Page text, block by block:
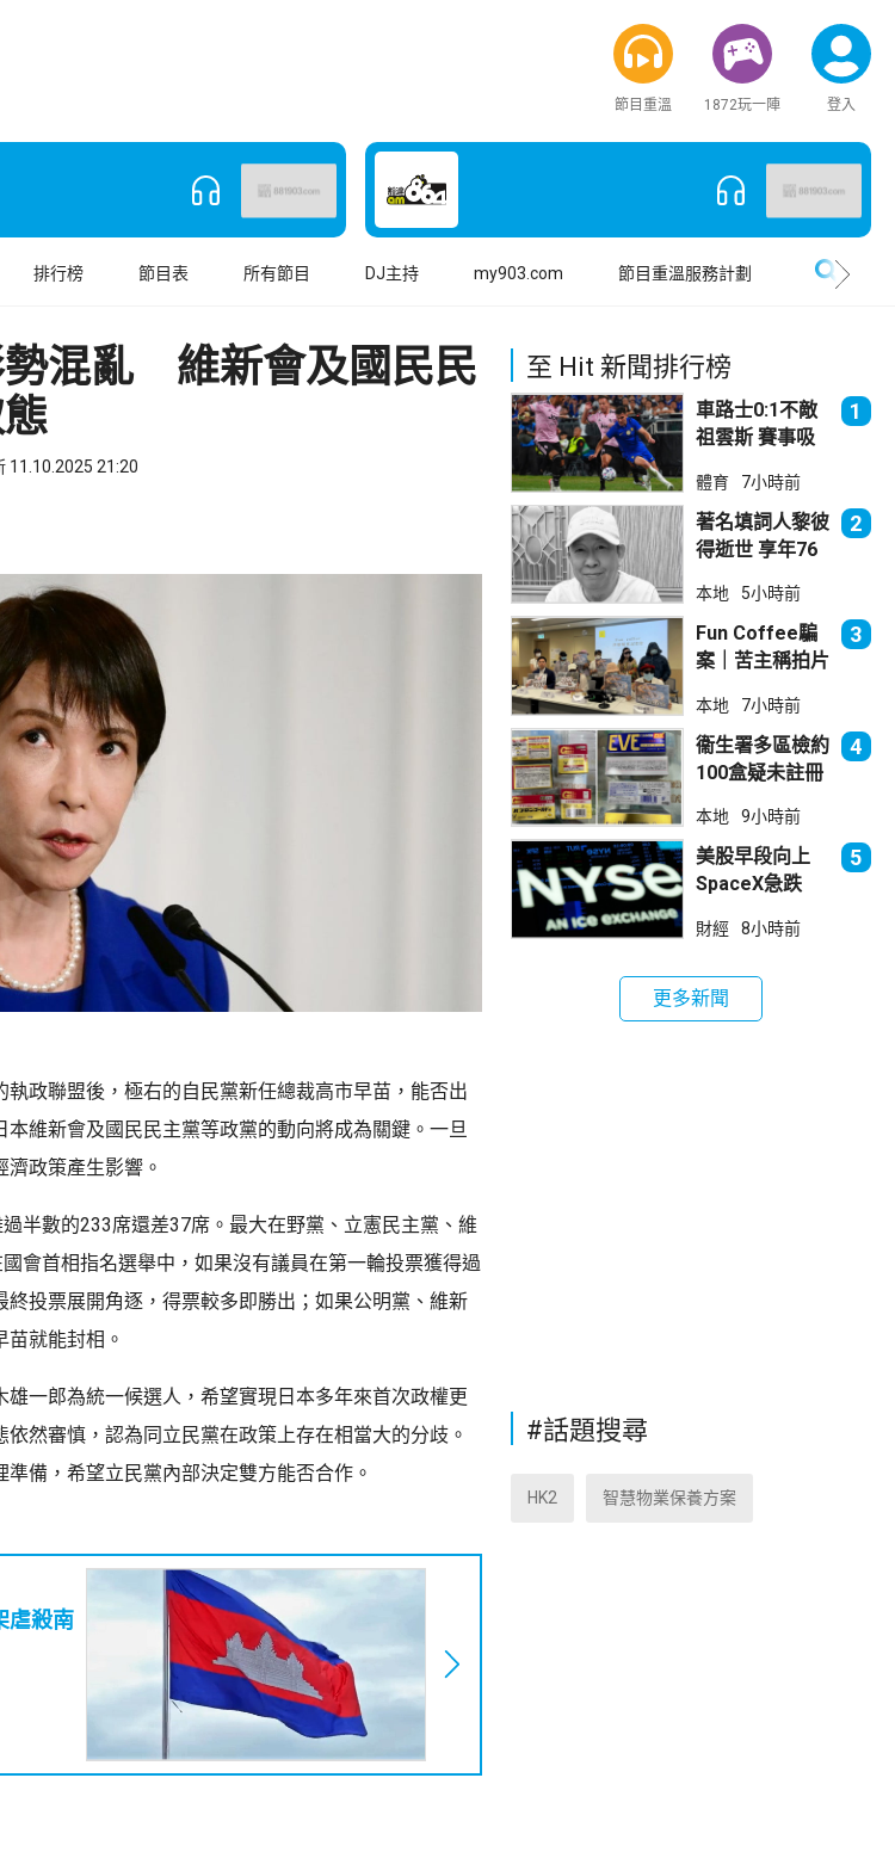
節目重溫 1872玩一陣 登入
排行榜 節目表 所有節目 DJ主持 my903.com 節目重溫服務計劃
勢混亂 維新會及國民民
11.10.2025 21:20
執政聯盟後，極右的自民黨新任總裁高市早苗，能否出
維新會及國民民主黨等政黨的動向將成為關鍵。一旦
政策產生影響。
半數的233席還差37席。最大在野黨、立憲民主黨、維
會首相指名選舉中，如果沒有議員在第一輪投票獲得過
投票展開角逐，得票較多即勝出；如果公明黨、維新
就能封相。
一郎為統一候選人，希望實現日本多年來首次政權更
然審慎，認為同立民黨在政策上存在相當大的分歧。
備，希望立民黨內部決定雙方能否合作。
虐殺南
至 Hit 新聞排行榜
車路士0:1不敵
祖雲斯 賽事吸
入場
1
體育 7小時前
著名填詞人黎彼
得逝世 享年76
2
本地 5小時前
Fun Coffee騙
案｜苦主稱拍片
立法會議員倡加
強保障
3
本地 7小時前
衞生署多區檢約
100盒疑未註冊
拘38歲男子
4
本地 9小時前
美股早段向上
SpaceX急跌
5
財經 8小時前
更多新聞
#話題搜尋
HK2 智慧物業保養方案